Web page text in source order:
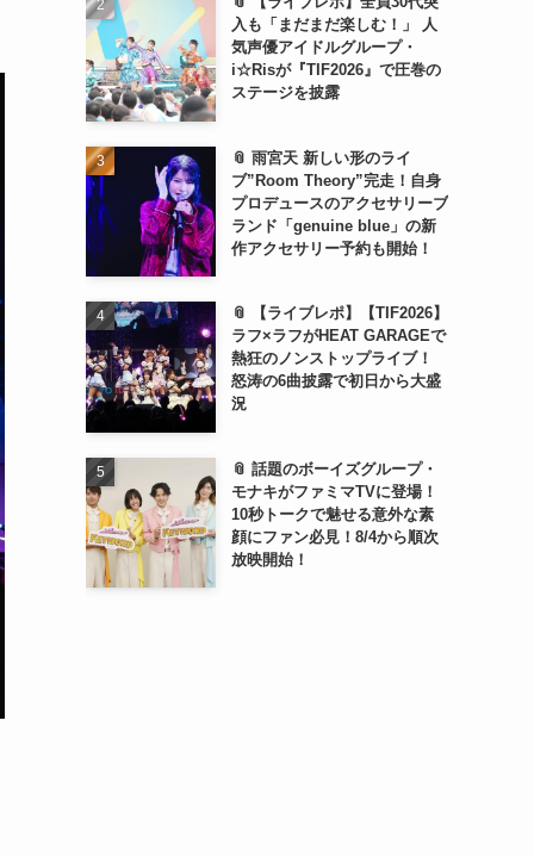
入も「まだまだ楽しむ！」 人
気声優アイドルグループ・
i☆Risが『TIF2026』で圧巻の
ステージを披露
📎 雨宮天 新しい形のライ
ブ”Room Theory”完走！自身
プロデュースのアクセサリーブ
ランド「genuine blue」の新
作アクセサリー予約も開始！
📎 【ライブレポ】【TIF2026】
ラフ×ラフがHEAT GARAGEで
熱狂のノンストップライブ！
怒涛の6曲披露で初日から大盛
況
📎 話題のボーイズグループ・
モナキがファミマTVに登場！
10秒トークで魅せる意外な素
顔にファン必見！8/4から順次
放映開始！